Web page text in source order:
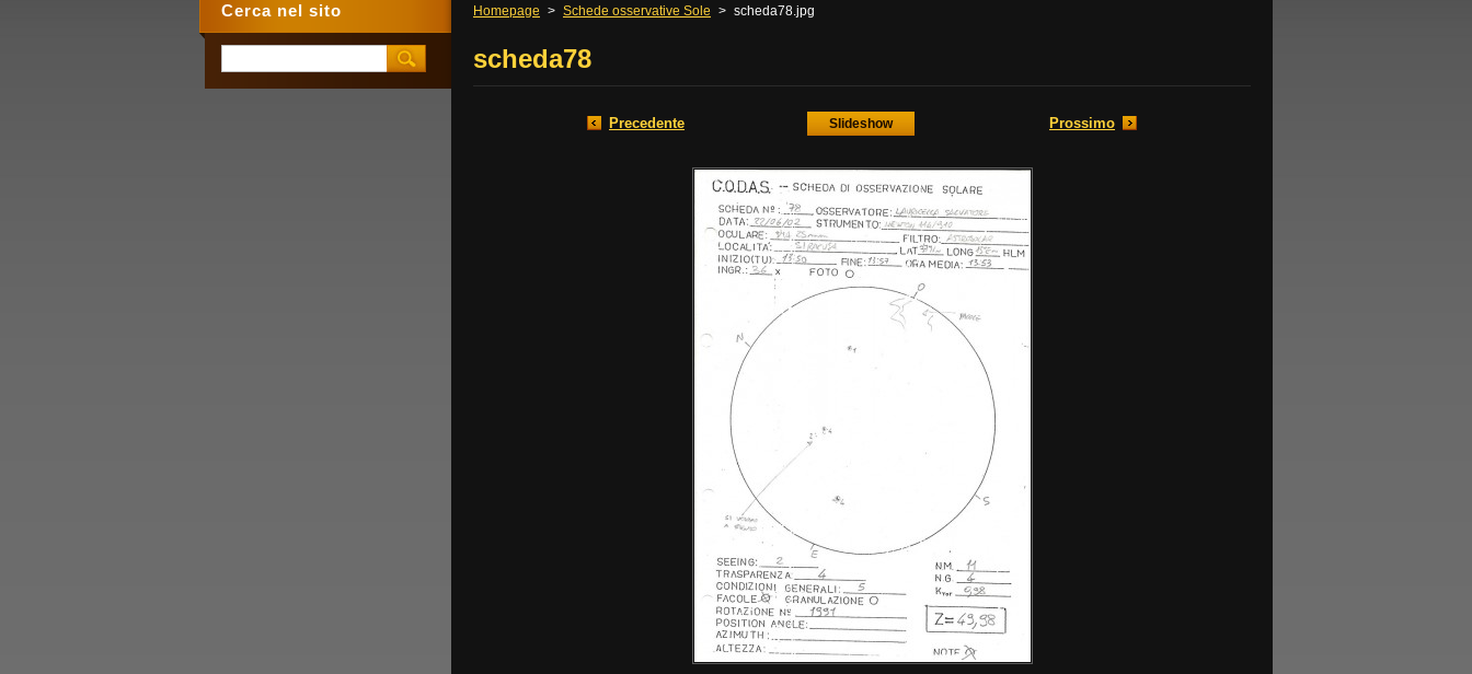
Homepage > Schede osservative Sole > scheda78.jpg
scheda78
Precedente Slideshow Prossimo
Cerca nel sito